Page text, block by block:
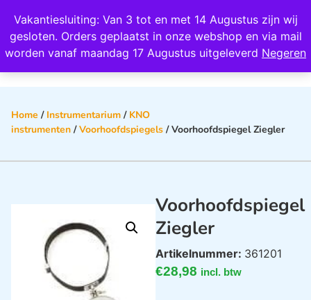
Vakantiesluiting: Van 3 tot en met 14 Augustus zijn wij
gesloten. Orders geplaatst in onze webshop en via mail
worden vanaf maandag 17 Augustus uitgeleverd Negeren
Wij scoren een 4,8 op Google
Home / Instrumentarium / KNO
instrumenten /Voorhoofdspiegels / Voorhoofdspiegel Ziegler
Voorhoofdspiegel
Ziegler
Artikelnummer: 361201
€28,98 incl. btw